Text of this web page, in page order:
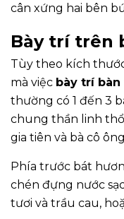
cân xứng hai bên
Bày trí trên
Tùy theo kích
mà việc bày trí bàn
thường có 1 đến 3
chung thần linh
gia tiên và bà cô
Phía trước bát
chén đựng nước
tươi và trầu cau,